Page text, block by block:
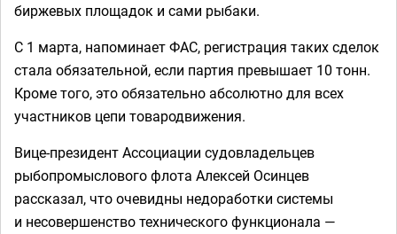
биржевых площадок и сами рыбаки.
С 1 марта, напоминает ФАС, регистрация таких сделок
стала обязательной, если партия превышает 10 тонн.
Кроме того, это обязательно абсолютно для всех
участников цепи товародвижения.
Вице-президент Ассоциации судовладельцев
рыбопромыслового флота Алексей Осинцев
рассказал, что очевидны недоработки системы
и несовершенство технического функционала —